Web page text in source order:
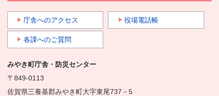
庁舎へのアクセス 役場電話帳
各課へのご質問
みやき町庁舎・防災センター
〒849-0113
佐賀県三養基郡みやき町大字東尾737－5